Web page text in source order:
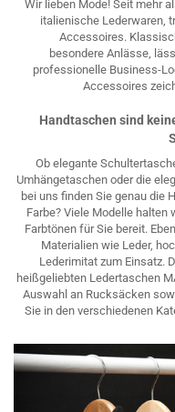
Wir lieben Mode! Seit mehr
italienische Lederwaren,
Accessoires.
besondere Anlässe,
professionelle Business-
Accessoires
Handtaschen sind
Ob elegante
Umhängetaschen oder die
bei uns finden Sie genau die
Farbe? Viele Modelle
Farbtönen für Sie bereit.
Materialien wie Leder,
Lederimitat zum Einsatz.
heißgeliebten Ledertaschen
Auswahl an Rucksäcken
Sie in den verschiedenen